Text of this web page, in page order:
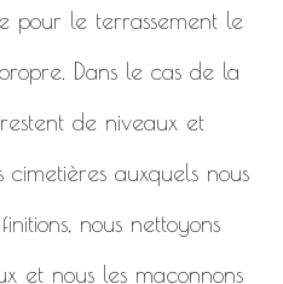
pour le terrassement le
Dans le cas de la
de niveaux et
auxquels nous
nous nettoyons
et nous les maçonnons